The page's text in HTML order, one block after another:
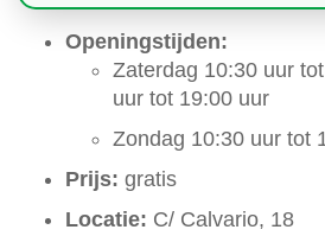
Openingstijden:
Zaterdag 10:30 uur
uur tot 19:00 uur
Zondag 10:30 uur tot
Prijs: gratis
Locatie: C/ Calvario, 18